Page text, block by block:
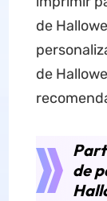
de
de
de